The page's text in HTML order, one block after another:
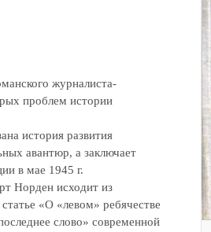
журналиста-
проблем истории
история развития
авантюр, а заключает
в мае 1945 г.
Норден исходит из
«О «левом» ребячестве
слово» современной